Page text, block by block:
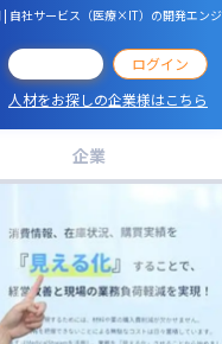
| 自社サービス（医療×IT）の開発エ
ログイン
人材をお探しの企業様はこちら
企業